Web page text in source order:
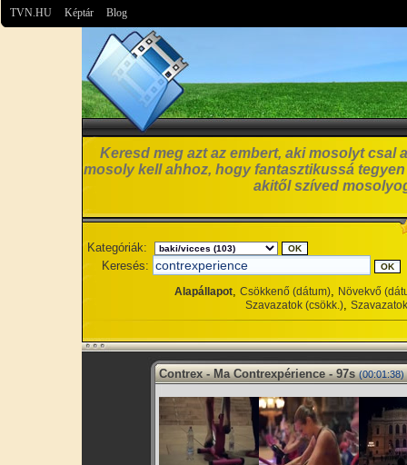
TVN.HU Képtár Blog
Keresd meg azt az embert, aki mosolyt csal
mosoly kell ahhoz, hogy fantasztikussá
akitől szíved
Kategóriák:
Keresés:
Alapállapot, Csökkenő (dátum), Növekvő
Szavazatok (csökk.),
Contrex - Ma Contrexpérience - 97s (00:01:38)